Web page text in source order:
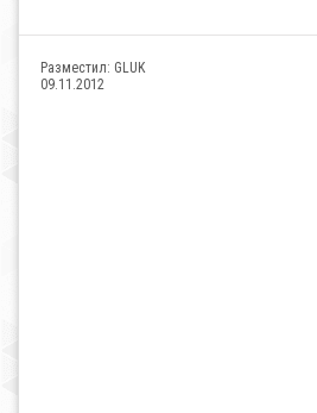
Разместил: GLUK
09.11.2012